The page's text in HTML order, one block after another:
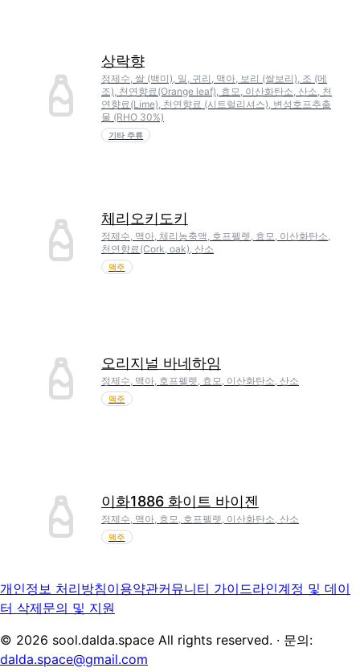
상락향
정제수, 쌀 (백미), 밀, 귀리, 맥아, 보리 (쌀보리), 조 (메
조), 천연향료(Orange leaf), 효모, 이산화탄소, 산소, 천
연향료(Lime), 천연향료 (시트럴리셔스), 변성호프추출
물 (RHO 30%)
기타 주류
체리오키도키
정제수, 맥아, 체리농축액, 호프펠렛, 효모, 이산화탄소,
천연향료(Cork, oak), 산소
맥주
오리지널 바네하임
정제수, 맥아, 호프펠렛, 효모, 이산화탄소, 산소
맥주
이화1886 화이트 바이젠
정제수, 맥아, 효모, 호프펠렛, 이산화탄소, 산소
맥주
개인정보 처리방침이용약관커뮤니티 가이드라인계정 및 데이
터 삭제문의 및 지원
© 2026 sool.dalda.space All rights reserved. · 문의:
dalda.space@gmail.com